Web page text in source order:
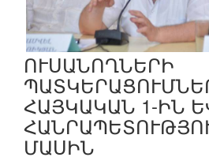
ՈՒՍԱՆՈՂՆԵՐԻ
ՀԱՅԿԱԿԱՆ 1-ԻՆ
ՄԱՍԻՆ